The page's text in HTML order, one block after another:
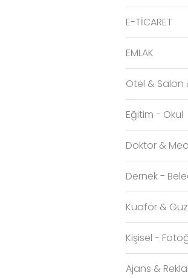
E-TİCARET
EMLAK
Otel & Salon
Eğitim - Okul
Doktor &
Dernek -
Kuaför &
Kişisel -
Ajans &